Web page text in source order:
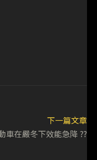
下一篇文章
車在嚴冬下效能急降 ??